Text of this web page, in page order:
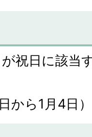
祝日に該当
から1月4日）